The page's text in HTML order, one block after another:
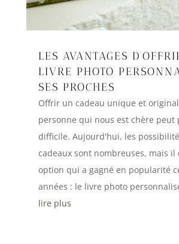
LES AVANTAGES
LIVRE PHOTO
SES PROCHES
Offrir un cadeau unique et
personne qui nous est chère peut
difficile. Aujourd'hui, les
cadeaux sont nombreuses, mais il
option qui a gagné en popularité
années : le livre photo
lire plus